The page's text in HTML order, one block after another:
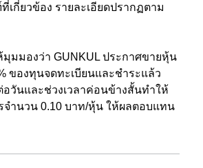
กี่ยวข้อง รายละเอียดปรากฏตาม
มมองว่า GUNKUL ประกาศขายหุ้น
ของทุนจดทะเบียนและชำระแล้ว
วันและช่วงเวลาค่อนข้างสั้นทำให้
จำนวน 0.10 บาท/หุ้น ให้ผลตอบแทน